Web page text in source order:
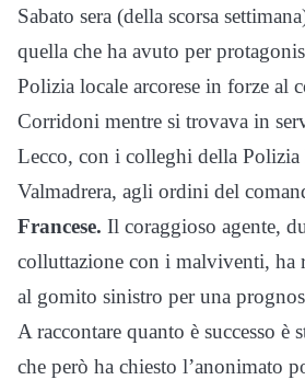
Sabato sera (della scorsa
quella che ha avuto per
Polizia locale arcorese in forze al
Corridoni mentre si trovava in
Lecco, con i colleghi della Polizia
Valmadrera, agli ordini del
Francese. Il coraggioso agente,
colluttazione con i malviventi, ha
al gomito sinistro per una
A raccontare quanto è successo è
che però ha chiesto l’anonimato